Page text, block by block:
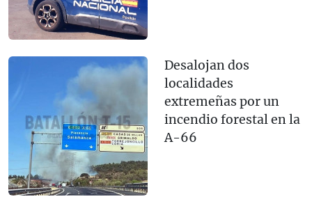
Desalojan dos
localidades
extremeñas por un
incendio forestal en la
A-66